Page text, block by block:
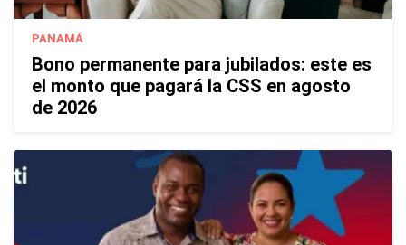
PANAMÁ
Bono permanente para jubilados: este es
el monto que pagará la CSS en agosto
de 2026